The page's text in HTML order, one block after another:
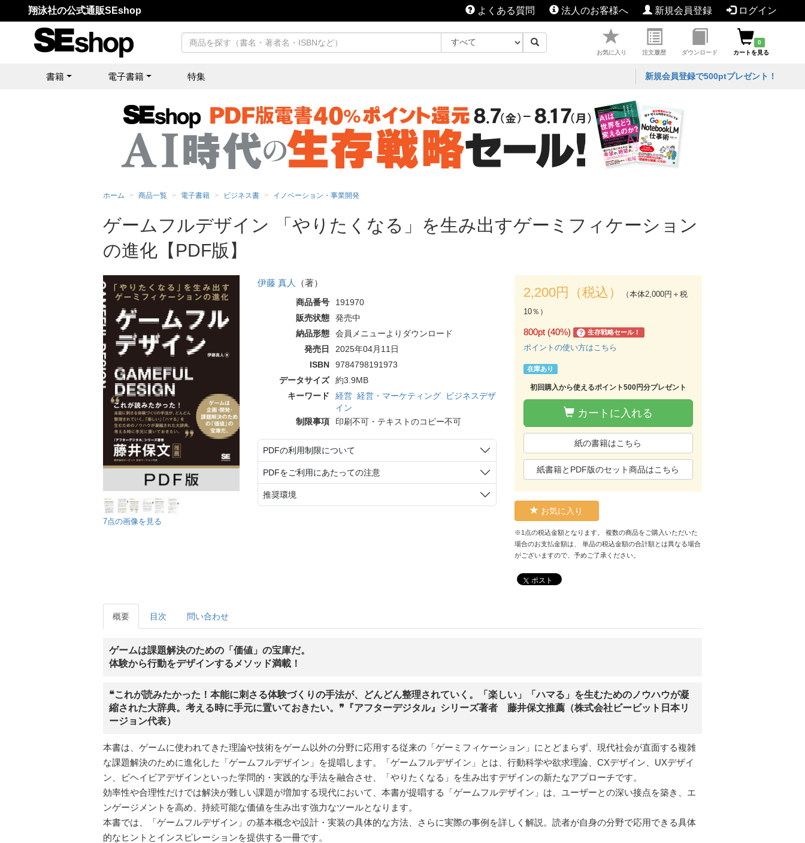
翔泳社の公式通販SEshop よくある質問 法人のお客様へ 新規会員登録 ログイン
お気に入り 注文履歴 ダウンロード
0
カートを見る
書籍 電子書籍 特集 新規会員登録で500ptプレゼント！
ホーム 商品一覧 電子書籍 ビジネス書 イノベーション・事業開発
ゲームフルデザイン 「やりたくなる」を生み出すゲーミフィケーション
の進化【PDF版】
7点の画像を見る
伊藤 真人 （著）
商品番号
191970
販売状態
発売中
納品形態
会員メニューよりダウンロード
発売日
2025年04月11日
ISBN
9784798191973
データサイズ
約3.9MB
キーワード
経営 経営・マーケティング
ビジネスデザ
イン
制限事項
印刷不可・テキストのコピー不可
PDFの利用制限について
PDFをご利用にあたっての注意
推奨環境
2,200円（税込）
（本体2,000円＋税
10％）
800pt (40%) ? 生存戦略セール！
ポイントの使い方はこちら
在庫あり
初回購入から使えるポイント500円分プレゼント
カートに入れる
紙の書籍はこちら
紙書籍とPDF版のセット商品はこちら
お気に入り
※1点の税込金額となります。 複数の商品をご購入いただいた
場合のお支払金額は、 単品の税込金額の合計額とは異なる場合
がございますので、予めご了承ください。
ポスト
概要 目次 問い合わせ
ゲームは課題解決のための「価値」の宝庫だ。
体験から行動をデザインするメソッド満載！
❝これが読みたかった！本能に刺さる体験づくりの手法が、どんどん整理されていく。「楽しい」「ハマる」を生むためのノウハウが凝
縮された大辞典。考える時に手元に置いておきたい。❞『アフターデジタル』シリーズ著者 藤井保文推薦（株式会社ビービット日本リ
ージョン代表）
本書は、ゲームに使われてきた理論や技術をゲーム以外の分野に応用する従来の「ゲーミフィケーション」にとどまらず、現代社会が直面する複雑
な課題解決のために進化した「ゲームフルデザイン」を提唱します。「ゲームフルデザイン」とは、行動科学や欲求理論、CXデザイン、UXデザイ
ン、ビヘイビアデザインといった学問的・実践的な手法を融合させ、「やりたくなる」を生み出すデザインの新たなアプローチです。
効率性や合理性だけでは解決が難しい課題が増加する現代において、本書が提唱する「ゲームフルデザイン」は、ユーザーとの深い接点を築き、エ
ンゲージメントを高め、持続可能な価値を生み出す強力なツールとなります。
本書では、「ゲームフルデザイン」の基本概念や設計・実装の具体的な方法、さらに実際の事例を詳しく解説。読者が自身の分野で応用できる具体
的なヒントとインスピレーションを提供する一冊です。